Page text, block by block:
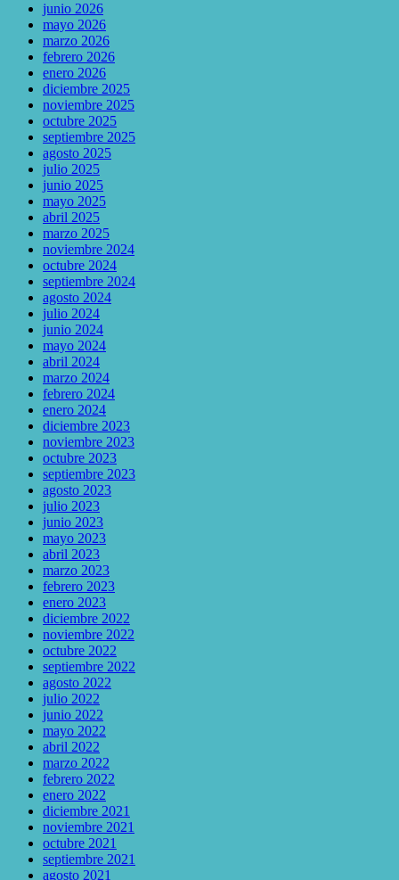
junio 2026
mayo 2026
marzo 2026
febrero 2026
enero 2026
diciembre 2025
noviembre 2025
octubre 2025
septiembre 2025
agosto 2025
julio 2025
junio 2025
mayo 2025
abril 2025
marzo 2025
noviembre 2024
octubre 2024
septiembre 2024
agosto 2024
julio 2024
junio 2024
mayo 2024
abril 2024
marzo 2024
febrero 2024
enero 2024
diciembre 2023
noviembre 2023
octubre 2023
septiembre 2023
agosto 2023
julio 2023
junio 2023
mayo 2023
abril 2023
marzo 2023
febrero 2023
enero 2023
diciembre 2022
noviembre 2022
octubre 2022
septiembre 2022
agosto 2022
julio 2022
junio 2022
mayo 2022
abril 2022
marzo 2022
febrero 2022
enero 2022
diciembre 2021
noviembre 2021
octubre 2021
septiembre 2021
agosto 2021